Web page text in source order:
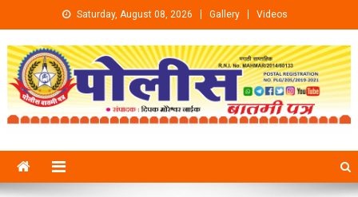
Skip to content Saturday, August 08, 2026 Gallery Videos